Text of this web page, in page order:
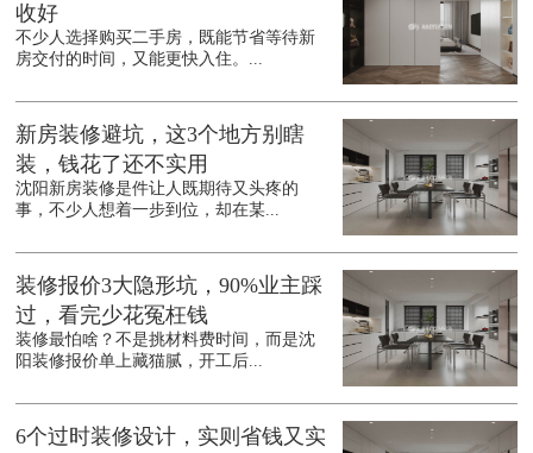
收好
不少人选择购买二手房，既能节省等待新
房交付的时间，又能更快入住。...
新房装修避坑，这3个地方别瞎
装，钱花了还不实用
沈阳新房装修是件让人既期待又头疼的
事，不少人想着一步到位，却在某...
装修报价3大隐形坑，90%业主踩
过，看完少花冤枉钱
装修最怕啥？不是挑材料费时间，而是沈
阳装修报价单上藏猫腻，开工后...
6个过时装修设计，实则省钱又实